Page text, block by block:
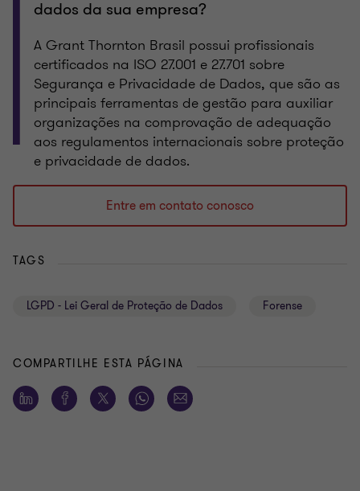
dados da sua empresa?
A Grant Thornton Brasil possui profissionais
certificados na ISO 27.001 e 27.701 sobre
Segurança e Privacidade de Dados, que são as
principais ferramentas de gestão para auxiliar
organizações na comprovação de adequação
aos regulamentos internacionais sobre proteção
e privacidade de dados.
Entre em contato conosco
TAGS
LGPD - Lei Geral de Proteção de Dados Forense
COMPARTILHE ESTA PÁGINA